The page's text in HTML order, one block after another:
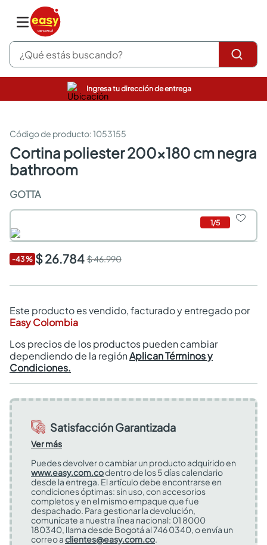
¿Qué estás buscando?
Ingresa tu dirección de entrega
:1053155
cortina poliester 200x180 cm negra
bathroom
GOTTA
1/5
-43% $ 26.784$ 46.990
Este producto es vendido, facturado y entregado por
Easy Colombia
Los precios de los productos pueden cambiar
dependiendo de la regiónAplican Términos y
Condiciones.
Satisfacción Garantizada
Ver más
Puedes devolver o cambiar un producto adquirido en
www.easy.com.codentro de los 5 días calendario
desde la entrega. El artículo debe encontrarse en
condiciones óptimas: sin uso, con accesorios
completos y en el mismo empaque que fue
despachado. Para gestionar la devolución,
comunícate a nuestra línea nacional: 01 8000
180340, llama desde Bogotá al 746 0340, o envía un
correo aclientes@easy.com.co.
pinturas
sanitarios
comedor
escritorio
armarios closet
comedores